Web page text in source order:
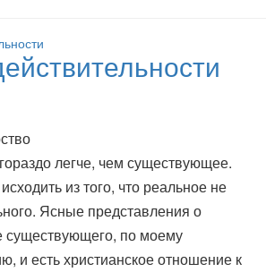
легче, чем существующее.
из того, что реальное не
Ясные представления о
существующего, по моему
и есть христианское отношение к